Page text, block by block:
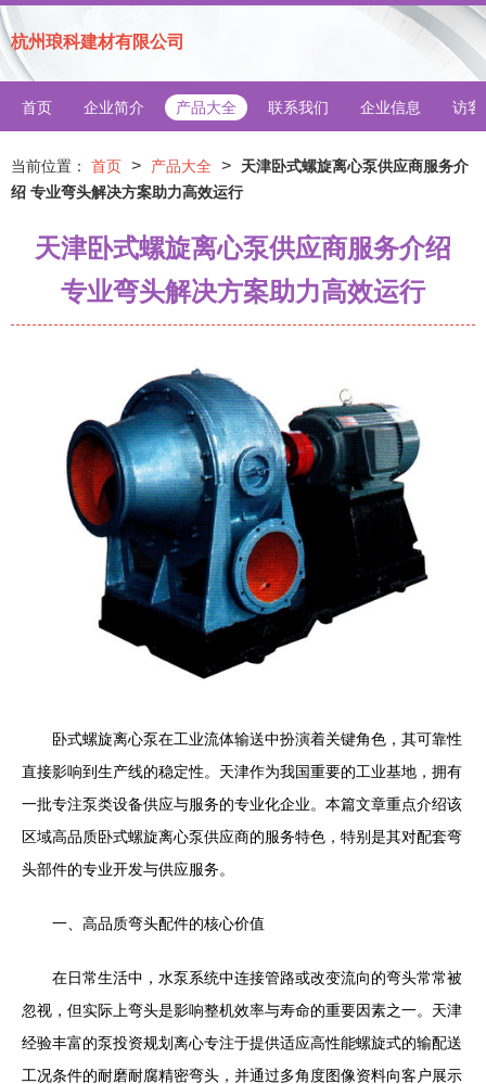
杭州琅科建材有限公司
首页 企业简介 产品大全 联系我们 企业信息 访客
当前位置： 首页 > 产品大全 >
天津卧式螺旋离心泵供应商服务介
绍 专业弯头解决方案助力高效运行
天津卧式螺旋离心泵供应商服务介绍
专业弯头解决方案助力高效运行
卧式螺旋离心泵在工业流体输送中扮演着关键角色，其可靠性
直接影响到生产线的稳定性。天津作为我国重要的工业基地，拥有
一批专注泵类设备供应与服务的专业化企业。本篇文章重点介绍该
区域高品质卧式螺旋离心泵供应商的服务特色，特别是其对配套弯
头部件的专业开发与供应服务。
一、高品质弯头配件的核心价值
在日常生活中，水泵系统中连接管路或改变流向的弯头常常被
忽视，但实际上弯头是影响整机效率与寿命的重要因素之一。天津
经验丰富的泵投资规划离心专注于提供适应高性能螺旋式的输配送
工况条件的耐磨耐腐精密弯头，并通过多角度图像资料向客户展示